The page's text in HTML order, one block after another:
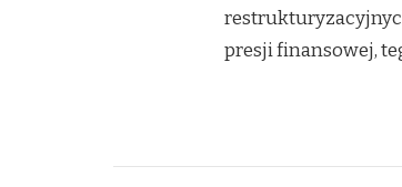
presji finansowej,